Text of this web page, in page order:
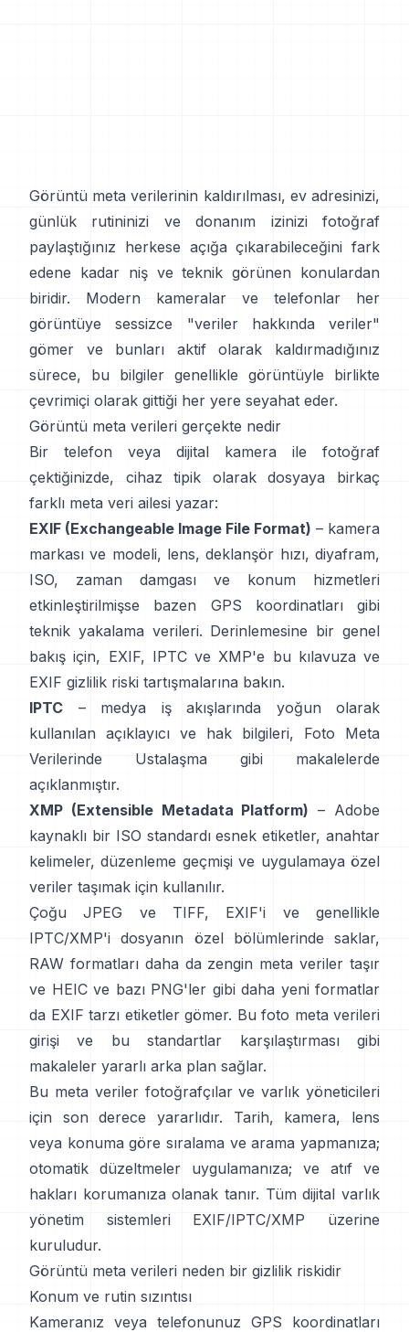
Görüntü meta verilerinin kaldırılması, ev adresinizi,
günlük rutininizi ve donanım izinizi fotoğraf
paylaştığınız herkese açığa çıkarabileceğini fark
edene kadar niş ve teknik görünen konulardan
biridir. Modern kameralar ve telefonlar her
görüntüye sessizce "veriler hakkında veriler"
gömer ve bunları aktif olarak kaldırmadığınız
sürece, bu bilgiler genellikle görüntüyle birlikte
çevrimiçi olarak gittiği her yere seyahat eder.
Görüntü meta verileri gerçekte nedir
Bir telefon veya dijital kamera ile fotoğraf
çektiğinizde, cihaz tipik olarak dosyaya birkaç
farklı meta veri ailesi yazar:
EXIF (Exchangeable Image File Format) – kamera
markası ve modeli, lens, deklanşör hızı, diyafram,
ISO, zaman damgası ve konum hizmetleri
etkinleştirilmişse bazen GPS koordinatları gibi
teknik yakalama verileri. Derinlemesine bir genel
bakış için, EXIF, IPTC ve XMP'e bu kılavuza ve
EXIF gizlilik riski tartışmalarına bakın.
IPTC – medya iş akışlarında yoğun olarak
kullanılan açıklayıcı ve hak bilgileri,
Foto Meta
Verilerinde Ustalaşma
gibi makalelerde
açıklanmıştır.
XMP (Extensible Metadata Platform) – Adobe
kaynaklı bir ISO standardı esnek etiketler, anahtar
kelimeler, düzenleme geçmişi ve uygulamaya özel
veriler taşımak için kullanılır.
Çoğu JPEG ve TIFF, EXIF'i ve genellikle
IPTC/XMP'i dosyanın özel bölümlerinde saklar,
RAW formatları daha da zengin meta veriler taşır
ve HEIC ve bazı PNG'ler gibi daha yeni formatlar
da EXIF tarzı etiketler gömer. Bu foto meta verileri
girişi
ve bu standartlar karşılaştırması
gibi
makaleler yararlı arka plan sağlar.
Bu meta veriler fotoğrafçılar ve varlık yöneticileri
için son derece yararlıdır. Tarih, kamera, lens
veya konuma göre sıralama ve arama yapmanıza;
otomatik düzeltmeler uygulamanıza; ve atıf ve
hakları korumanıza olanak tanır. Tüm dijital varlık
yönetim sistemleri EXIF/IPTC/XMP üzerine
kuruludur.
Görüntü meta verileri neden bir gizlilik riskidir
Konum ve rutin sızıntısı
Kameranız veya telefonunuz GPS koordinatları